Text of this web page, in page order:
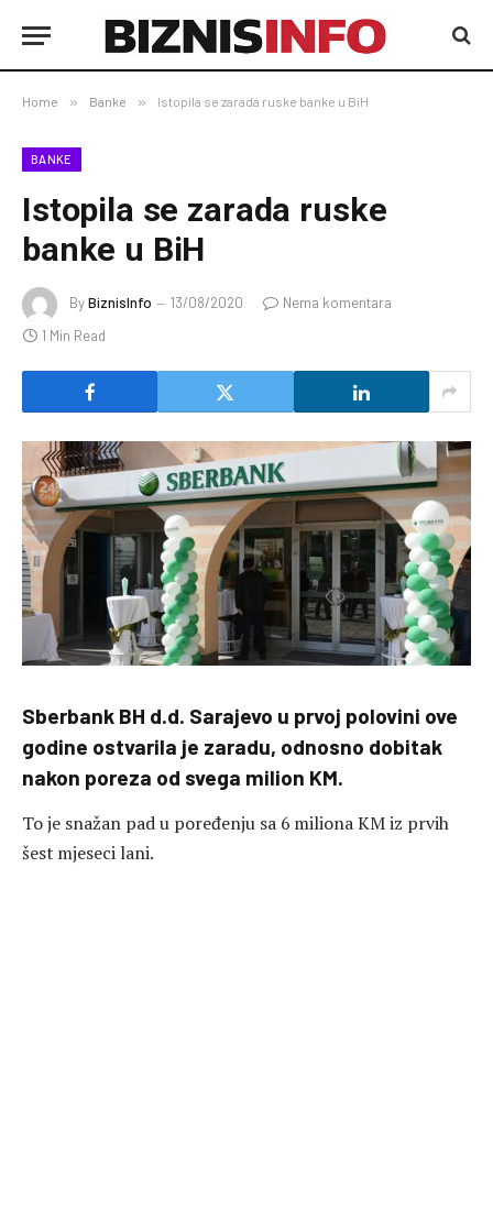
Home » Banke » Istopila se zarada ruske banke u BiH
BANKE
Istopila se zarada ruske
banke u BiH
ByBiznisInfo 13/08/2020
Nema komentara
1 Min Read
Sberbank BH d.d. Sarajevo u prvoj polovini ove
godine ostvarila je zaradu, odnosno dobitak
nakon poreza od svega milion KM.
To je snažan pad u poređenju sa 6 miliona KM iz prvih
šest mjeseci lani.